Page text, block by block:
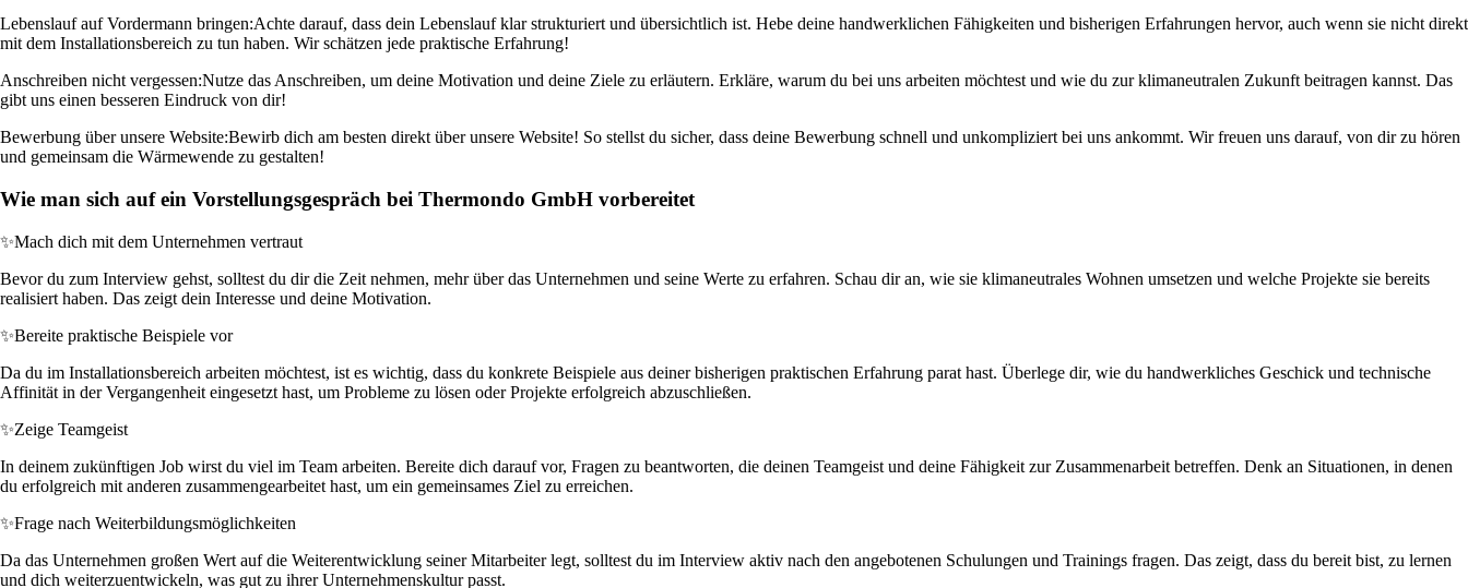
Lebenslauf auf Vordermann bringen:Achte darauf, dass dein Lebenslauf klar strukturiert und übersichtlich ist. Hebe deine handwerklichen Fähigkeiten und bisherigen Erfahrungen hervor, auch wenn sie nicht direkt
mit dem Installationsbereich zu tun haben. Wir schätzen jede praktische Erfahrung!
Anschreiben nicht vergessen:Nutze das Anschreiben, um deine Motivation und deine Ziele zu erläutern. Erkläre, warum du bei uns arbeiten möchtest und wie du zur klimaneutralen Zukunft beitragen kannst. Das
gibt uns einen besseren Eindruck von dir!
Bewerbung über unsere Website:Bewirb dich am besten direkt über unsere Website! So stellst du sicher, dass deine Bewerbung schnell und unkompliziert bei uns ankommt. Wir freuen uns darauf, von dir zu hören
und gemeinsam die Wärmewende zu gestalten!
Wie man sich auf ein Vorstellungsgespräch bei Thermondo GmbH vorbereitet
✨Mach dich mit dem Unternehmen vertraut
Bevor du zum Interview gehst, solltest du dir die Zeit nehmen, mehr über das Unternehmen und seine Werte zu erfahren. Schau dir an, wie sie klimaneutrales Wohnen umsetzen und welche Projekte sie bereits
realisiert haben. Das zeigt dein Interesse und deine Motivation.
✨Bereite praktische Beispiele vor
Da du im Installationsbereich arbeiten möchtest, ist es wichtig, dass du konkrete Beispiele aus deiner bisherigen praktischen Erfahrung parat hast. Überlege dir, wie du handwerkliches Geschick und technische
Affinität in der Vergangenheit eingesetzt hast, um Probleme zu lösen oder Projekte erfolgreich abzuschließen.
✨Zeige Teamgeist
In deinem zukünftigen Job wirst du viel im Team arbeiten. Bereite dich darauf vor, Fragen zu beantworten, die deinen Teamgeist und deine Fähigkeit zur Zusammenarbeit betreffen. Denk an Situationen, in denen
du erfolgreich mit anderen zusammengearbeitet hast, um ein gemeinsames Ziel zu erreichen.
✨Frage nach Weiterbildungsmöglichkeiten
Da das Unternehmen großen Wert auf die Weiterentwicklung seiner Mitarbeiter legt, solltest du im Interview aktiv nach den angebotenen Schulungen und Trainings fragen. Das zeigt, dass du bereit bist, zu lernen
und dich weiterzuentwickeln, was gut zu ihrer Unternehmenskultur passt.